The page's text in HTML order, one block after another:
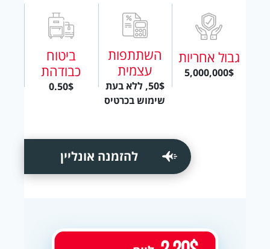
גבול אחריות
5,000,000$
השתתפות
עצמית
50$, ללא בעת
שימוש בכרטיס
ביטוח
כבודהת
0.50$
להזמנה אונליין